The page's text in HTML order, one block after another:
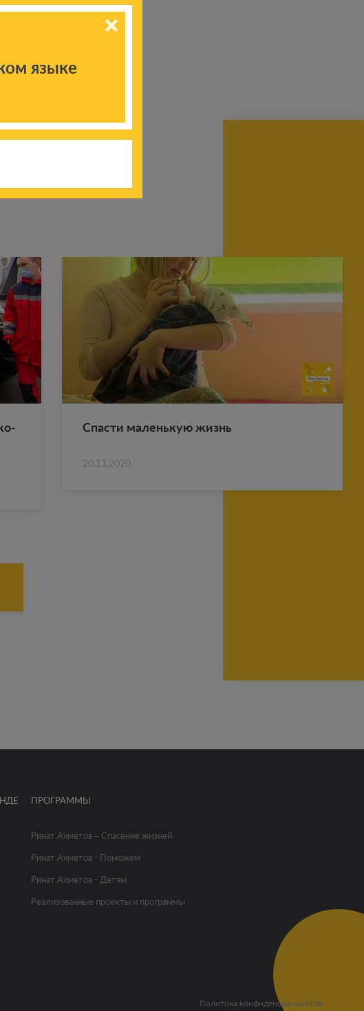
Спа­сти ма­лень­кую жизнь
20.11.2020
ПРОГРАММЫ
Ринат Ахметов – Спасение жизней
Ринат Ахметов - Поможем
Ринат Ахметов - Детям
Реализованные проекты и программы
Политика конфиденциальности
языке